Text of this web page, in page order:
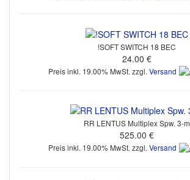
!SOFT SWITCH 18 BEC
24.00 €
Preis inkl. 19.00% MwSt. zzgl. Versand
RR LENTUS Multiplex Spw. 3-m
525.00 €
Preis inkl. 19.00% MwSt. zzgl. Versand